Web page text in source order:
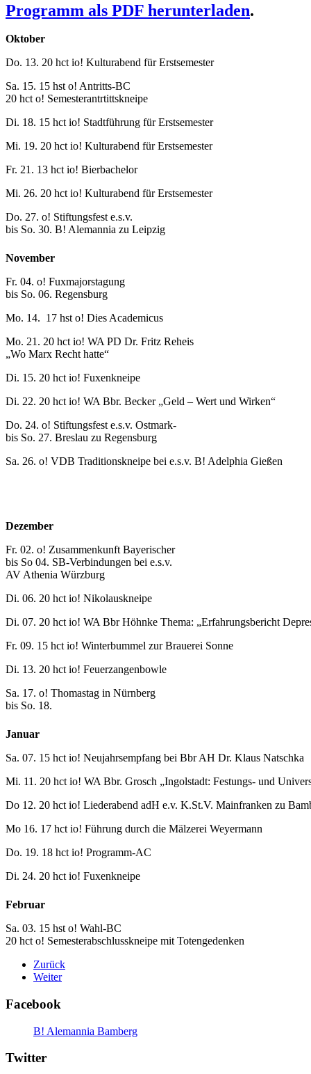
Programm als PDF herunterladen.
Oktober
Do. 13. 20 hct io! Kulturabend für Erstsemester
Sa. 15. 15 hst o! Antritts-BC
20 hct o! Semesterantrtittskneipe
Di. 18. 15 hct io! Stadtführung für Erstsemester
Mi. 19. 20 hct io! Kulturabend für Erstsemester
Fr. 21. 13 hct io! Bierbachelor
Mi. 26. 20 hct io! Kulturabend für Erstsemester
Do. 27. o! Stiftungsfest e.s.v.
bis So. 30. B! Alemannia zu Leipzig
November
Fr. 04. o! Fuxmajorstagung
bis So. 06. Regensburg
Mo. 14. 17 hst o! Dies Academicus
Mo. 21. 20 hct io! WA PD Dr. Fritz Reheis
„Wo Marx Recht hatte“
Di. 15. 20 hct io! Fuxenkneipe
Di. 22. 20 hct io! WA Bbr. Becker „Geld – Wert und Wirken“
Do. 24. o! Stiftungsfest e.s.v. Ostmark-
bis So. 27. Breslau zu Regensburg
Sa. 26. o! VDB Traditionskneipe bei e.s.v. B! Adelphia Gießen
Dezember
Fr. 02. o! Zusammenkunft Bayerischer
bis So 04. SB-Verbindungen bei e.s.v.
AV Athenia Würzburg
Di. 06. 20 hct io! Nikolauskneipe
Di. 07. 20 hct io! WA Bbr Höhnke Thema: „Erfahrungsbericht
Fr. 09. 15 hct io! Winterbummel zur Brauerei Sonne
Di. 13. 20 hct io! Feuerzangenbowle
Sa. 17. o! Thomastag in Nürnberg
bis So. 18.
Januar
Sa. 07. 15 hct io! Neujahrsempfang bei Bbr AH Dr. Klaus Natschka
Mi. 11. 20 hct io! WA Bbr. Grosch „Ingolstadt: Festungs- und
Do 12. 20 hct io! Liederabend adH e.v. K.St.V. Mainfranken zu
Mo 16. 17 hct io! Führung durch die Mälzerei Weyermann
Do. 19. 18 hct io! Programm-AC
Di. 24. 20 hct io! Fuxenkneipe
Februar
Sa. 03. 15 hst o! Wahl-BC
20 hct o! Semesterabschlusskneipe mit Totengedenken
Zurück
Weiter
Facebook
B! Alemannia Bamberg
Twitter